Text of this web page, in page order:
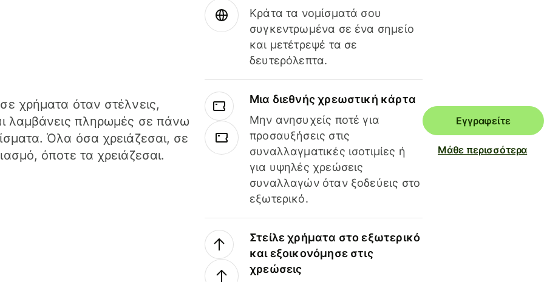
χρήματα όταν στέλνεις,
λαμβάνεις πληρωμές σε πάνω
Όλα όσα χρειάζεσαι, σε
όποτε τα χρειάζεσαι.
Κράτα τα νομίσματά σου
συγκεντρωμένα σε ένα σημείο
και μετέτρεψέ τα σε
δευτερόλεπτα.
Μια διεθνής χρεωστική κάρτα
Μην ανησυχείς ποτέ για
προσαυξήσεις στις
συναλλαγματικές ισοτιμίες ή
για υψηλές χρεώσεις
συναλλαγών όταν ξοδεύεις στο
εξωτερικό.
Στείλε χρήματα στο εξωτερικό
και εξοικονόμησε στις
χρεώσεις
Εγγραφείτε
Μάθε περισσότερα